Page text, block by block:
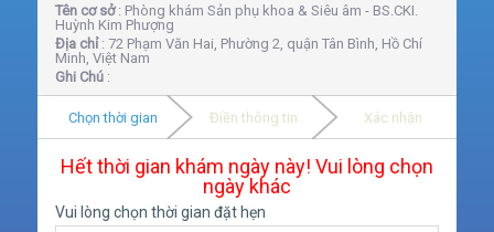
Tên cơ sở: Phòng khám Sản phụ khoa & Siêu âm - BS.CKI.
Huỳnh Kim Phượng
Địa chỉ: 72 Phạm Văn Hai, Phường 2, quận Tân Bình, Hồ Chí
Minh, Việt Nam
Ghi Chú:
Chọn thời gian Điền thông tin Xác nhận
Hết thời gian khám ngày này! Vui lòng chọn
ngày khác
Vui lòng chọn thời gian đặt hẹn